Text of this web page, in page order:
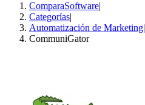
ComparaSoftware|
Categorías|
Automatización de Marketing|
CommuniGator